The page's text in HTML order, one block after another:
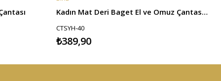
Kadın Mat Deri Baget El ve Omuz Çantası - Siyah
CTSYH-40
₺389,90